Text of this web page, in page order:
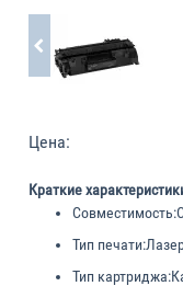
Цена:
Краткие
Совместимость:
Тип печати:
Тип картриджа: